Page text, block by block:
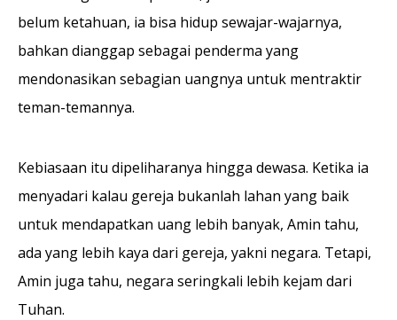
belum ketahuan, ia bisa hidup sewajar-wajar­nya,
bahkan dianggap sebagai penderma yang
mendonasikan sebagian uangnya untuk mentraktir
teman-temannya.
Kebiasaan itu dipelihara­nya hingga dewasa. Ketika ia
menyadari kalau gereja bukanlah lahan yang baik
untuk mendapatkan uang lebih banyak, Amin tahu,
ada yang lebih kaya dari gereja, yakni negara. Tetapi,
Amin juga tahu, negara seringkali lebih kejam dari
Tuhan.